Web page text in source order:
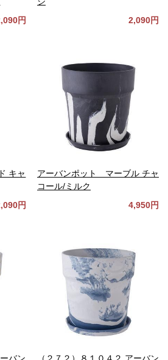
円
2,090円
キャ
円
アーバンポット マーブル チャ
コール/ミルク
4,950円